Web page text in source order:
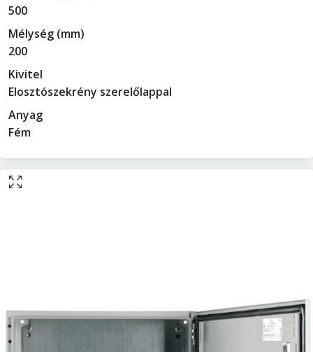
500
Mélység (mm)
200
Kivitel
Elosztószekrény szerelőlappal
Anyag
Fém